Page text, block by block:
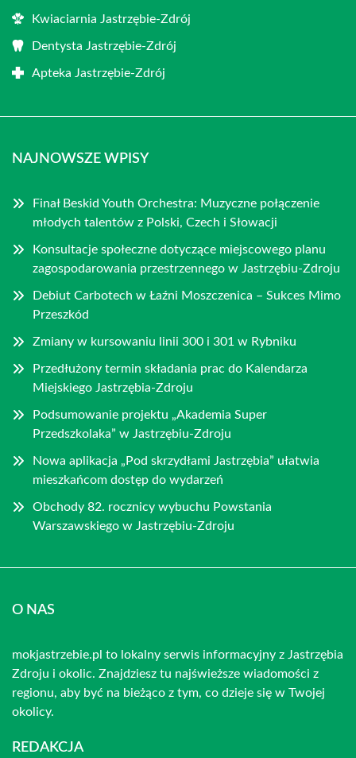
Kwiaciarnia Jastrzębie-Zdrój
Dentysta Jastrzębie-Zdrój
Apteka Jastrzębie-Zdrój
NAJNOWSZE WPISY
Finał Beskid Youth Orchestra: Muzyczne połączenie
młodych talentów z Polski, Czech i Słowacji
Konsultacje społeczne dotyczące miejscowego planu
zagospodarowania przestrzennego w Jastrzębiu-Zdroju
Debiut Carbotech w Łaźni Moszczenica – Sukces Mimo
Przeszkód
Zmiany w kursowaniu linii 300 i 301 w Rybniku
Przedłużony termin składania prac do Kalendarza
Miejskiego Jastrzębia-Zdroju
Podsumowanie projektu „Akademia Super
Przedszkolaka” w Jastrzębiu-Zdroju
Nowa aplikacja „Pod skrzydłami Jastrzębia” ułatwia
mieszkańcom dostęp do wydarzeń
Obchody 82. rocznicy wybuchu Powstania
Warszawskiego w Jastrzębiu-Zdroju
O NAS
mokjastrzebie.pl to lokalny serwis informacyjny z Jastrzębia
Zdroju i okolic. Znajdziesz tu najświeższe wiadomości z
regionu, aby być na bieżąco z tym, co dzieje się w Twojej
okolicy.
REDAKCJA